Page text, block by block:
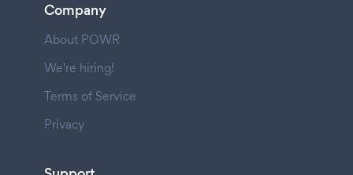
Company
About POWR
We're hiring!
Terms of Service
Privacy